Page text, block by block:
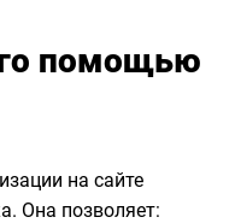
помощью
на сайте
Она позволяет: